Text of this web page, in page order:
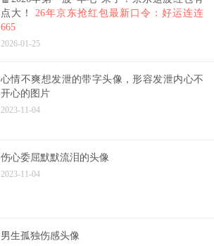
点大！ 26年京东抢红包最新口令：好运连连
665
2026-01-25
心情不爽想发泄的带字头像，形容发泄内心不
开心的图片
2023-11-04
伤心委屈默默流泪的头像
2023-11-04
男生孤独伤感头像